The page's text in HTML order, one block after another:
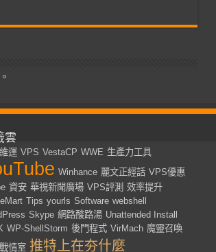
雲
運 VPS VestaCP WWE 生產力工具
Winhance 麗文正經話 VPS優惠
資安 華視新聞廣場 VPS評測 效率提升
Tips yourls Software webshell
Skype 網路酸路湯 Unattended Install
WP-ShellStorm 後門程式 VirMach 魔靈召喚
情室 推特上在夯什麼